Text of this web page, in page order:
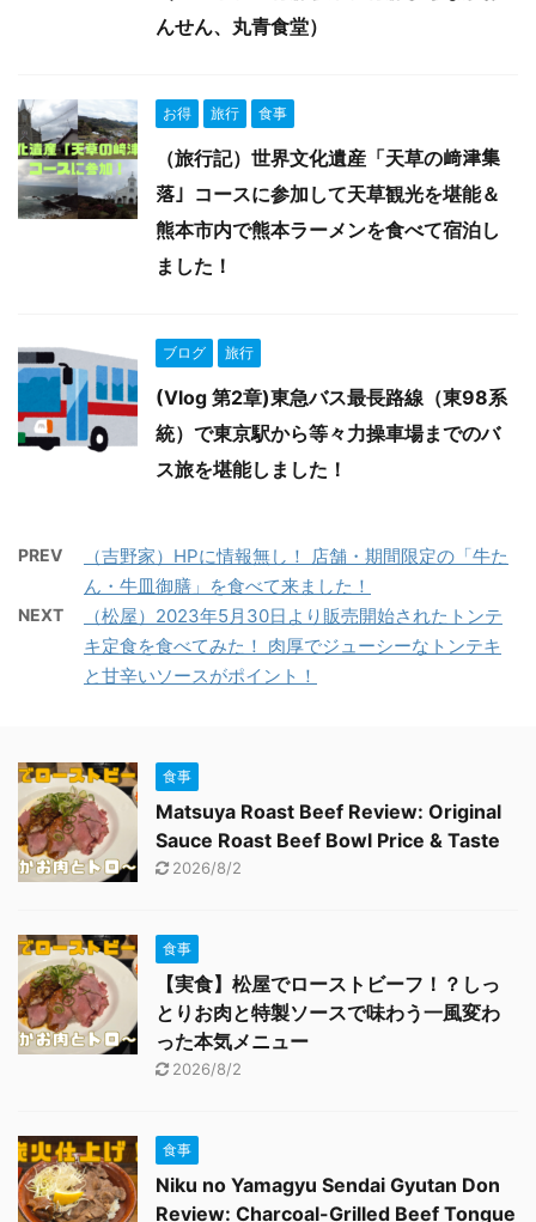
んせん、丸青食堂）
お得 旅行 食事
（旅行記）世界文化遺産「天草の﨑津集
落」コースに参加して天草観光を堪能＆
熊本市内で熊本ラーメンを食べて宿泊し
ました！
ブログ 旅行
(Vlog 第2章)東急バス最長路線（東98系
統）で東京駅から等々力操車場までのバ
ス旅を堪能しました！
PREV
（吉野家）HPに情報無し！ 店舗・期間限定の「牛た
ん・牛皿御膳」を食べて来ました！
NEXT
（松屋）2023年5月30日より販売開始されたトンテ
キ定食を食べてみた！ 肉厚でジューシーなトンテキ
と甘辛いソースがポイント！
食事
Matsuya Roast Beef Review: Original
Sauce Roast Beef Bowl Price & Taste
2026/8/2
食事
【実食】松屋でローストビーフ！？しっ
とりお肉と特製ソースで味わう一風変わ
った本気メニュー
2026/8/2
食事
Niku no Yamagyu Sendai Gyutan Don
Review: Charcoal-Grilled Beef Tongue